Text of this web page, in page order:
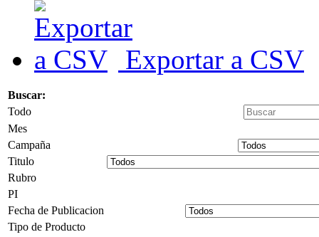
Exportar a CSV
Buscar:
Todo
Mes
Campaña
Titulo
Rubro
PI
Fecha de Publicacion
Tipo de Producto